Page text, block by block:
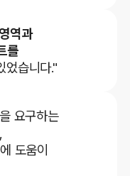
역과
를
었습니다."
요구하는
에 도움이